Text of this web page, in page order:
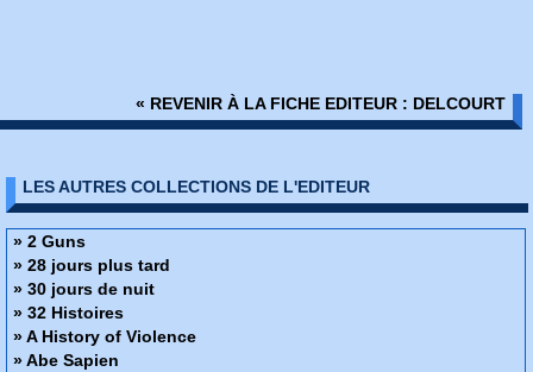
« REVENIR À LA FICHE EDITEUR : DELCOURT
LES AUTRES COLLECTIONS DE L'EDITEUR
» 2 Guns
» 28 jours plus tard
» 30 jours de nuit
» 32 Histoires
» A History of Violence
» Abe Sapien